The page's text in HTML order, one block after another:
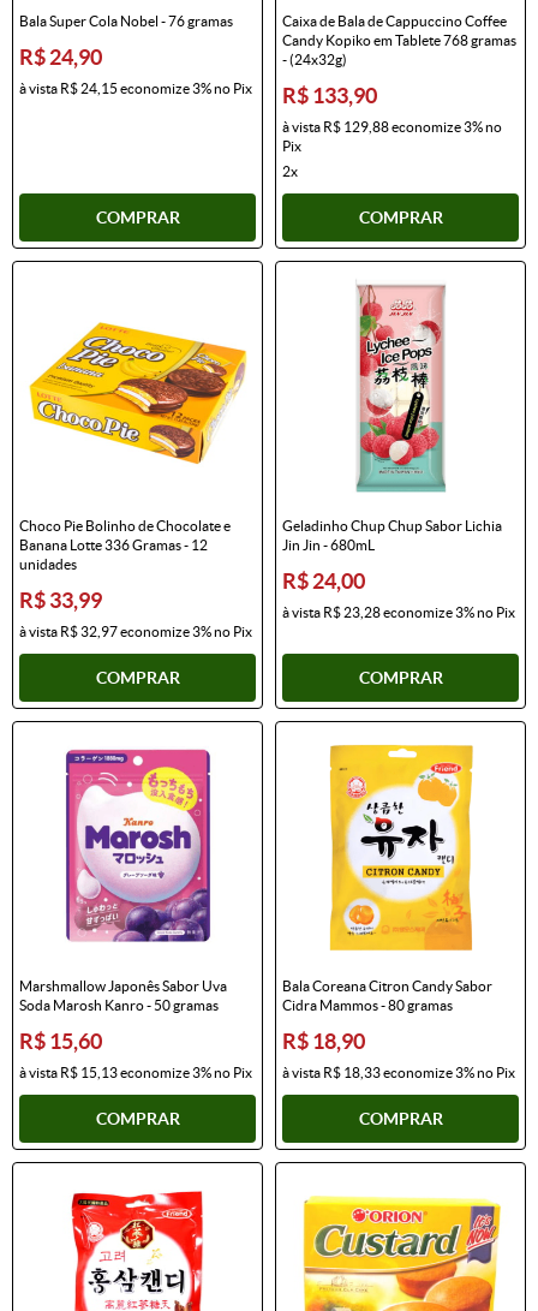
Bala Super Cola Nobel - 76 gramas
R$ 24,90
à vista R$ 24,15 economize3%no Pix
COMPRAR
Caixa de Bala de Cappuccino Coffee
Candy Kopiko em Tablete 768 gramas
- (24x32g)
R$ 133,90
à vista R$ 129,88economize3%no
Pix
2x
COMPRAR
Choco Pie Bolinho de Chocolate e
Banana Lotte 336 Gramas - 12
unidades
R$ 33,99
à vista R$ 32,97economize3%no Pix
COMPRAR
Geladinho Chup Chup Sabor Lichia
Jin Jin - 680mL
R$ 24,00
à vista R$ 23,28economize3%no Pix
COMPRAR
Marshmallow Japonês Sabor Uva
Soda Marosh Kanro - 50 gramas
R$ 15,60
à vista R$ 15,13economize3%no Pix
COMPRAR
Bala Coreana Citron Candy Sabor
Cidra Mammos - 80 gramas
R$ 18,90
à vista R$ 18,33economize3%no Pix
COMPRAR